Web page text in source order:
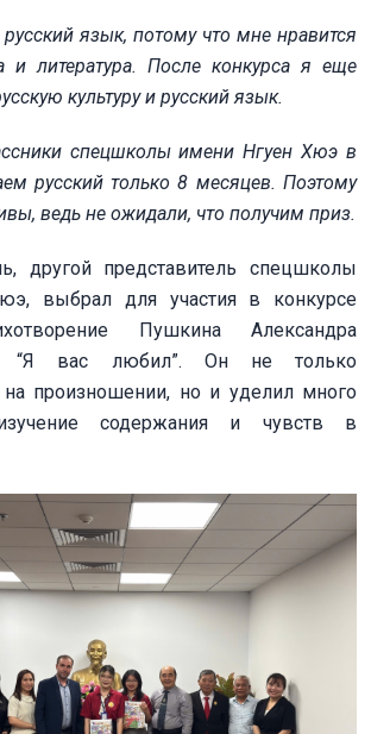
язык, потому что мне нравится
и литература. После конкурса я еще
культуру и русский язык.
спецшколы имени Нгуен Хюэ в
русский только 8 месяцев. Поэтому
ведь не ожидали, что получим приз.
представитель спецшколы
выбрал для участия в конкурсе
Пушкина Александра
“Я вас любил”. Он не только
на произношении, но и уделил много
содержания и чувств в